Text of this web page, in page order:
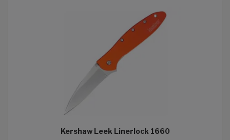
Kershaw Leek Linerlock 1660